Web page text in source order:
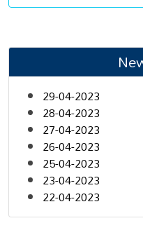
29-04-2023
28-04-2023
27-04-2023
26-04-2023
25-04-2023
23-04-2023
22-04-2023